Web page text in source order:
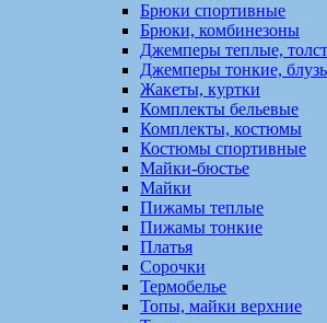
Брюки спортивные
Брюки, комбинезоны
Джемперы теплые,
Джемперы тонкие,
Жакеты, куртки
Комплекты бельевые
Комплекты, костюмы
Костюмы спортивные
Майки-бюстье
Майки
Пижамы теплые
Пижамы тонкие
Платья
Сорочки
Термобелье
Топы, майки верхние